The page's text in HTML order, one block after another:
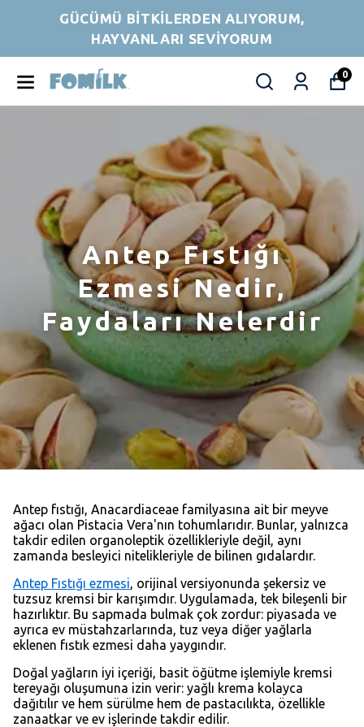
GÜCÜMÜ BİTKİLERDEN ALIYORUM,
HAYVANLARI SEVİYORUM
0
Antep Fıstığı
Ezmesi Nedir,
Faydaları Nelerdir
Antep fıstığı, Anacardiaceae familyasına ait bir meyve
ağacı olan Pistacia Vera'nın tohumlarıdır. Bunlar, yalnızca
takdir edilen organoleptik özellikleriyle değil, aynı
zamanda besleyici nitelikleriyle de bilinen gıdalardır.
Antep Fıstığı ezmesi, orijinal versiyonunda şekersiz ve
tuzsuz kremsi bir karışımdır. Uygulamada, tek bileşenli bir
hazırlıktır. Bu sapmada bulmak çok zordur: piyasada ve
ayrıca ev müstahzarlarında, tuz veya diğer yağlarla
eklenen fıstık ezmesi daha yaygındır.
Doğal yağların iyi içeriği, basit öğütme işlemiyle kremsi
tereyağı oluşumuna izin verir: yağlı krema kolayca
dağıtılır ve hem sürülme hem de pastacılıkta, özellikle
zanaatkar ve ev işlerinde takdir edilir.